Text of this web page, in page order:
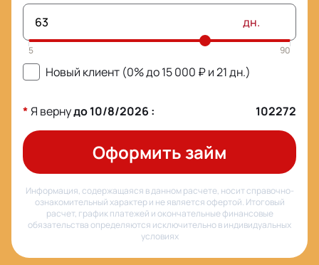
дн.
Новый клиент (0% до15 000 ₽ и21дн.)
*Я вернудо10/8/2026 : 102272
Оформить займ
Информация, содержащаяся в данном расчете, носит справочно-
ознакомительный характер и не является офертой. Итоговый
расчет, график платежей и окончательные финансовые
обязательства определяются исключительно в индивидуальных
условиях